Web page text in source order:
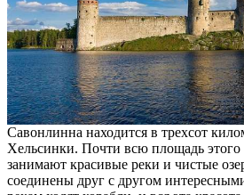
Савонлинна находится в трехсот
Хельсинки. Почти всю площадь этого
занимают красивые реки и чистые
соединены друг с другом